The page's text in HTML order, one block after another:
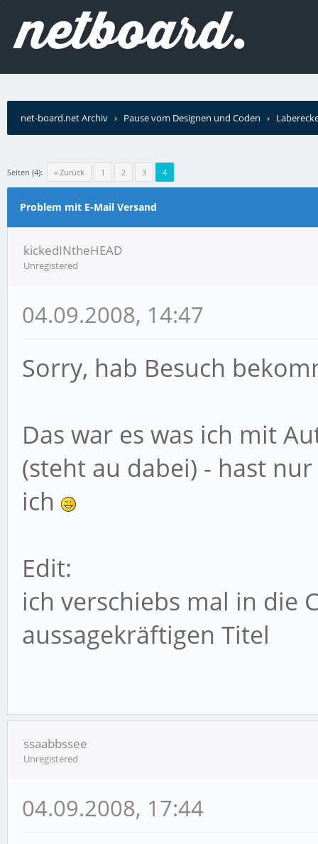
net-board.net Archiv › Pause vom Designen und Coden ›
Seiten (4): « Zurück 1 2 3 4
Problem mit E-Mail Versand
kickedINtheHEAD
Unregistered
04.09.2008, 14:47
Sorry, hab Besuch
Das war es was ich mit
(steht au dabei) - hast
ich
Edit:
ich verschiebs mal in die
aussagekräftigen Titel
ssaabbssee
Unregistered
04.09.2008, 17:44